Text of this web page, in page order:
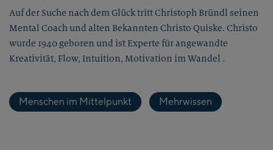
Auf der Suche nach dem Glück tritt Christoph Bründl seinen
Mental Coach und alten Bekannten Christo Quiske. Christo
wurde 1940 geboren und ist Experte für angewandte
Kreativität, Flow, Intuition, Motivation im Wandel .
Menschen im Mittelpunkt Mehrwissen